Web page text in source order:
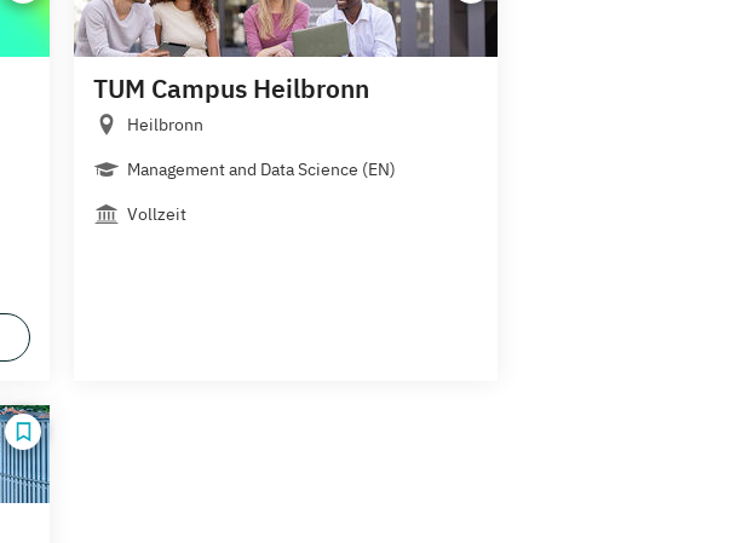
TUM Campus Heilbronn
Heilbronn
Management and Data Science (EN)
Vollzeit